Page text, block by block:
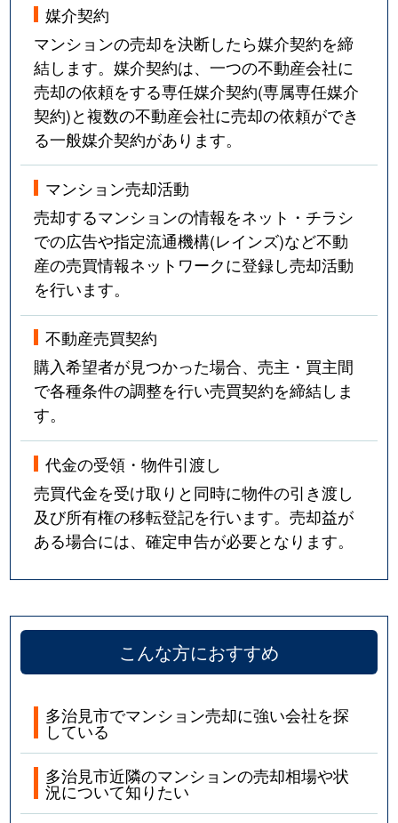
媒介契約
マンションの売却を決断したら媒介契約を締
結します。媒介契約は、一つの不動産会社に
売却の依頼をする専任媒介契約(専属専任媒介
契約)と複数の不動産会社に売却の依頼ができ
る一般媒介契約があります。
マンション売却活動
売却するマンションの情報をネット・チラシ
での広告や指定流通機構(レインズ)など不動
産の売買情報ネットワークに登録し売却活動
を行います。
不動産売買契約
購入希望者が見つかった場合、売主・買主間
で各種条件の調整を行い売買契約を締結しま
す。
代金の受領・物件引渡し
売買代金を受け取りと同時に物件の引き渡し
及び所有権の移転登記を行います。売却益が
ある場合には、確定申告が必要となります。
こんな方におすすめ
多治見市でマンション売却に強い会社を探
している
多治見市近隣のマンションの売却相場や状
況について知りたい